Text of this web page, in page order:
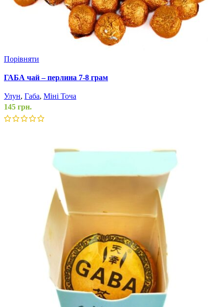
Порівняти
ГАБА чай – перлина 7-8 грам
Улун, Габа, Міні Точа
145 грн.